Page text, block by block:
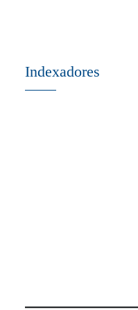
Indexadores